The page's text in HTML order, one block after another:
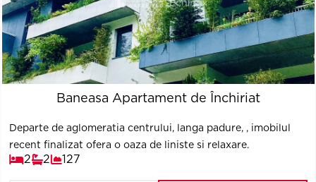
Baneasa Apartament de Închiriat
Departe de aglomeratia centrului, langa padure, , imobilul
recent finalizat ofera o oaza de liniste si relaxare.
2 2 127